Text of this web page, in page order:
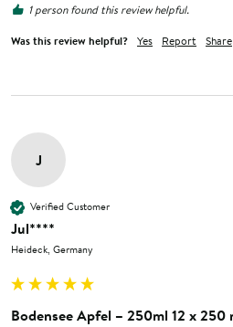
1 person found this review helpful.
Was this review helpful? Yes Report Share
J
Verified Customer
Jul****
Heideck, Germany
Bodensee Apfel – 250ml 12 x 250